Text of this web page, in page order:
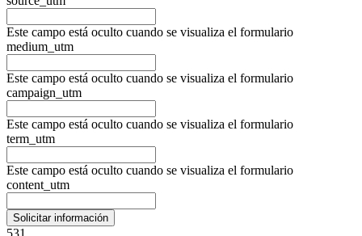
Este campo está oculto cuando se visualiza el formulario
medium_utm
Este campo está oculto cuando se visualiza el formulario
campaign_utm
Este campo está oculto cuando se visualiza el formulario
term_utm
Este campo está oculto cuando se visualiza el formulario
content_utm
531